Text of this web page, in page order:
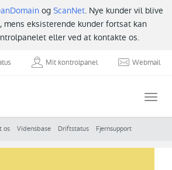
og ScanNet. Nye kunder vil blive
eksisterende kunder fortsat kan
eller ved at kontakte os.
Mit kontrolpanel Webmail
os Vidensbase Driftstatus Fjernsupport